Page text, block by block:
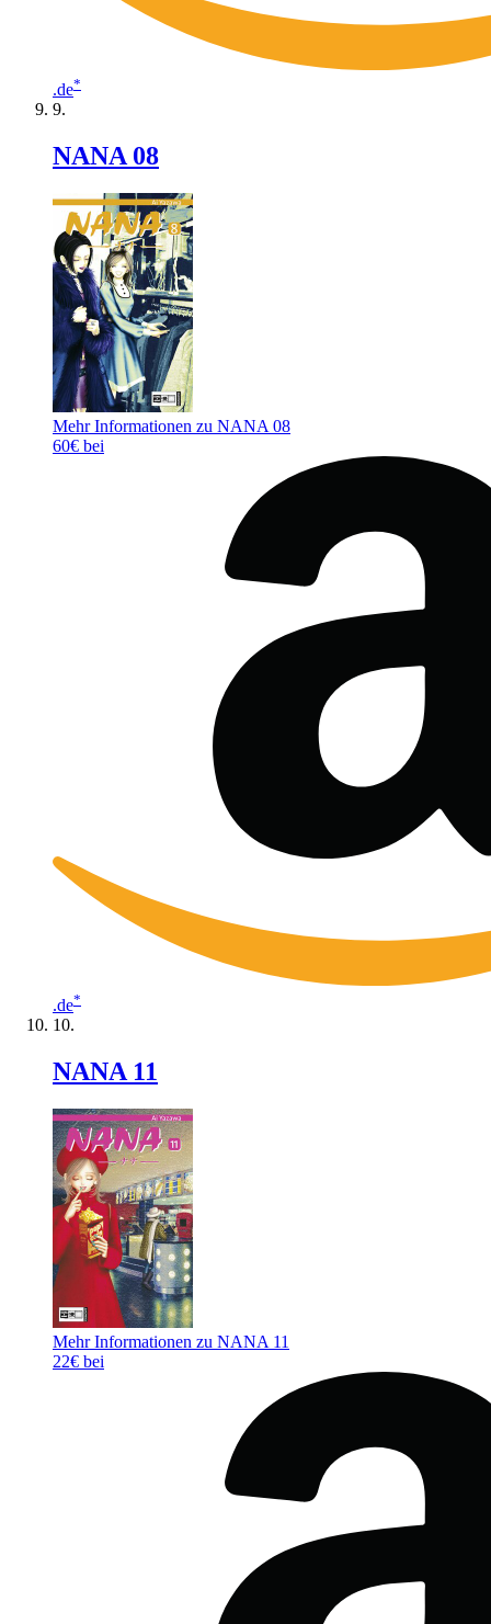
.de*
NANA 08
Mehr Informationen zu NANA 08
60€ bei
.de*
NANA 11
Mehr Informationen zu NANA 11
22€ bei